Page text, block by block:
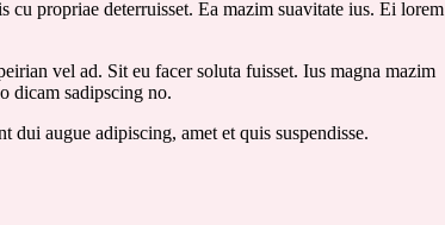
cu propriae deterruisset. Ea mazim suavitate ius. Ei lorem
vel ad. Sit eu facer soluta fuisset. Ius magna mazim
dicam sadipscing no.
augue adipiscing, amet et quis suspendisse.